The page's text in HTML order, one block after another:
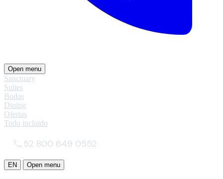
Open menu
Sanctuary
Suites
Bodas
Dining
Ofertas
Todo incluido
52 800 649 0552
EN Open menu